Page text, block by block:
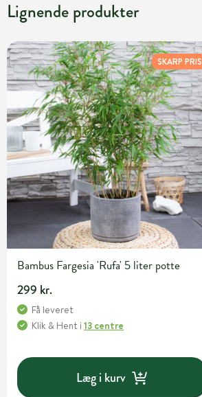
Lignende produkter
SKARP PRIS
Bambus Fargesia 'Rufa' 5 liter potte
299 kr.
Få leveret
Klik & Hent i 13 centre
Læg i kurv